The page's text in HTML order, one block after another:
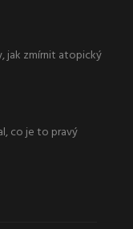
jak zmírnit atopický
co je to pravý